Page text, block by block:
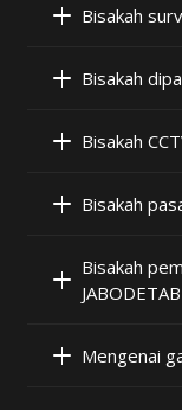
Bisakah
Bisakah
Bisakah
Bisakah
Bisakah
Mengenai